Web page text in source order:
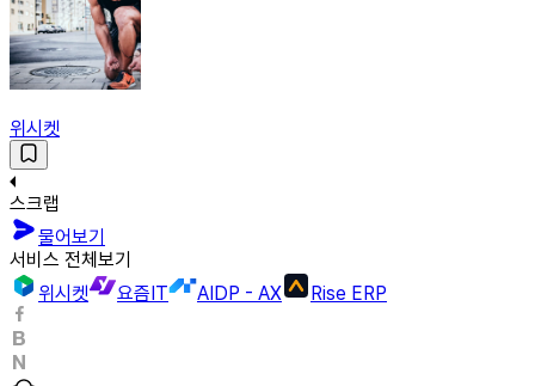
위시켓
스크랩
물어보기
서비스 전체보기
위시켓
요즘IT AIDP - AX Rise ERP